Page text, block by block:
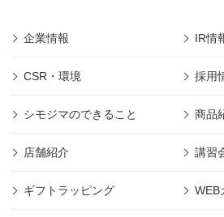
企業情報 IR情
CSR・環境 採用
シモジマのできること 商品
店舗紹介 講習
ギフトラッピング WEB